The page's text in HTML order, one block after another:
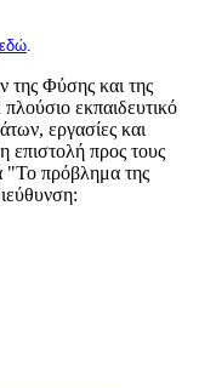
εδώ
της Φύσης και της
εκπαιδευτικό
εργασίες και
επιστολή προς τους
"Το πρόβλημα της